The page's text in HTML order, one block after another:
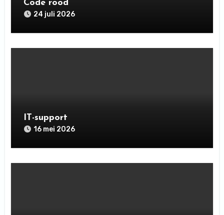
Code rood
24 juli 2026
IT-support
16 mei 2026